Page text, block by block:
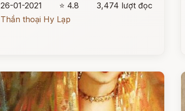
26-01-2021
⭐ 4.8
3,474 lượt đọc
Thần thoại Hy Lạp